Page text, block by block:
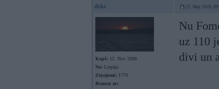
dsks 22. May 2026,
Kopš: 12. Nov 2008
No: Liepāja
Ziņojumi: 1770
Braucu ar:
Nu
uz 110
divi un